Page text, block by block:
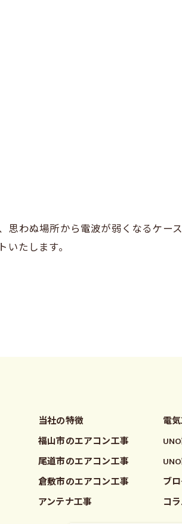
わぬ場所から電波が弱くなるケー
たします。
当社の特徴
福山市のエアコン工事
尾道市のエアコン工事
倉敷市のエアコン工事
アンテナ工事
電
ブ
コ